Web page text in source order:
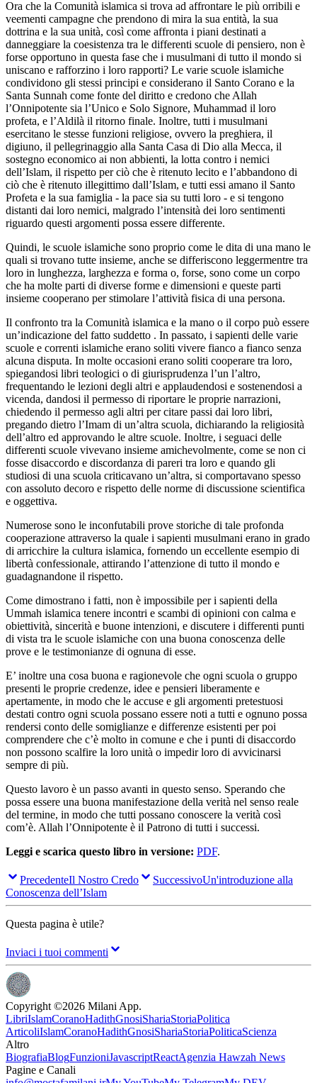
Ora che la Comunità islamica si trova ad affrontare le più orribili e
veementi campagne che prendono di mira la sua entità, la sua
dottrina e la sua unità, così come affronta i piani destinati a
danneggiare la coesistenza tra le differenti scuole di pensiero, non è
forse opportuno in questa fase che i musulmani di tutto il mondo si
uniscano e rafforzino i loro rapporti? Le varie scuole islamiche
condividono gli stessi principi e considerano il Santo Corano e la
Santa Sunnah come fonte del diritto e credono che Allah
l’Onnipotente sia l’Unico e Solo Signore, Muhammad il loro
profeta, e l’Aldilà il ritorno finale. Inoltre, tutti i musulmani
esercitano le stesse funzioni religiose, ovvero la preghiera, il
digiuno, il pellegrinaggio alla Santa Casa di Dio alla Mecca, il
sostegno economico ai non abbienti, la lotta contro i nemici
dell’Islam, il rispetto per ciò che è ritenuto lecito e l’abbandono di
ciò che è ritenuto illegittimo dall’Islam, e tutti essi amano il Santo
Profeta e la sua famiglia - la pace sia su tutti loro - e si tengono
distanti dai loro nemici, malgrado l’intensità dei loro sentimenti
riguardo questi argomenti possa essere differente.
Quindi, le scuole islamiche sono proprio come le dita di una mano le
quali si trovano tutte insieme, anche se differiscono leggermentre tra
loro in lunghezza, larghezza e forma o, forse, sono come un corpo
che ha molte parti di diverse forme e dimensioni e queste parti
insieme cooperano per stimolare l’attività fisica di una persona.
Il confronto tra la Comunità islamica e la mano o il corpo può essere
un’indicazione del fatto suddetto . In passato, i sapienti delle varie
scuole e correnti islamiche erano soliti vivere fianco a fianco senza
alcuna disputa. In molte occasioni erano soliti cooperare tra loro,
spiegandosi libri teologici o di giurisprudenza l’un l’altro,
frequentando le lezioni degli altri e applaudendosi e sostenendosi a
vicenda, dandosi il permesso di riportare le proprie narrazioni,
chiedendo il permesso agli altri per citare passi dai loro libri,
pregando dietro l’Imam di un’altra scuola, dichiarando la religiosità
dell’altro ed approvando le altre scuole. Inoltre, i seguaci delle
differenti scuole vivevano insieme amichevolmente, come se non ci
fosse disaccordo e discordanza di pareri tra loro e quando gli
studiosi di una scuola criticavano un’altra, si comportavano spesso
con assoluto decoro e rispetto delle norme di discussione scientifica
e oggettiva.
Numerose sono le inconfutabili prove storiche di tale profonda
cooperazione attraverso la quale i sapienti musulmani erano in grado
di arricchire la cultura islamica, fornendo un eccellente esempio di
libertà confessionale, attirando l’attenzione di tutto il mondo e
guadagnandone il rispetto.
Come dimostrano i fatti, non è impossibile per i sapienti della
Ummah islamica tenere incontri e scambi di opinioni con calma e
obiettività, sincerità e buone intenzioni, e discutere i differenti punti
di vista tra le scuole islamiche con una buona conoscenza delle
prove e le testimonianze di ognuna di esse.
E’ inoltre una cosa buona e ragionevole che ogni scuola o gruppo
presenti le proprie credenze, idee e pensieri liberamente e
apertamente, in modo che le accuse e gli argomenti pretestuosi
destati contro ogni scuola possano essere noti a tutti e ognuno possa
rendersi conto delle somiglianze e differenze esistenti per poi
comprendere che c’è molto in comune e che i punti di disaccordo
non possono scalfire la loro unità o impedir loro di avvicinarsi
sempre di più.
Questo lavoro è un passo avanti in questo senso. Sperando che
possa essere una buona manifestazione della verità nel senso reale
del termine, in modo che tutti possano conoscere la verità così
com’è. Allah l’Onnipotente è il Patrono di tutti i successi.
Leggi e scarica questo libro in versione: PDF.
PrecedenteIl Nostro Credo SuccessivoUn'introduzione alla
Conoscenza dell’Islam
Questa pagina è utile?
Inviaci i tuoi commenti
Copyright ©2026 Milani App.
LibriIslamCoranoHadithGnosiShariaStoriaPolitica
ArticoliIslamCoranoHadithGnosiShariaStoriaPoliticaScienza
Altro
BiografiaBlogFunzioniJavascriptReactAgenzia Hawzah News
Pagine e Canali